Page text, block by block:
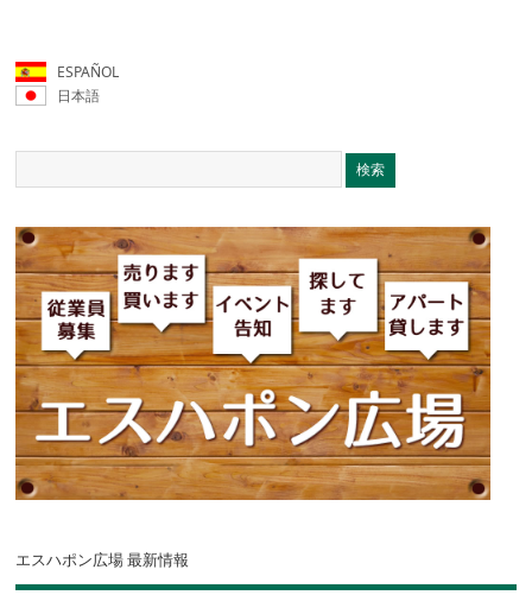
ESPAÑOL
日本語
エスハポン広場 最新情報